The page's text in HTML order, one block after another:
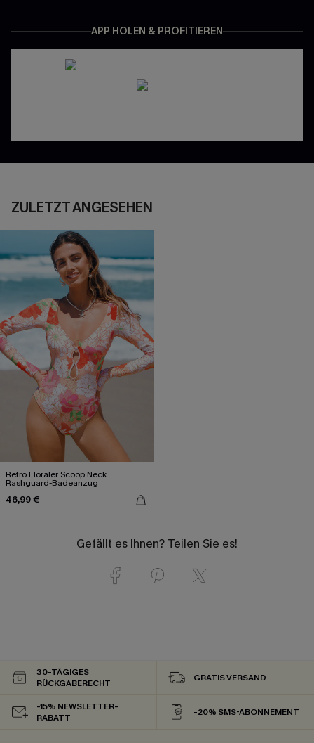
APP HOLEN & PROFITIEREN
ZULETZT ANGESEHEN
Retro Floraler Scoop Neck
Rashguard-Badeanzug
46,99 €
Gefällt es Ihnen? Teilen Sie es!
30-TÄGIGES
RÜCKGABERECHT
GRATIS VERSAND
-15% NEWSLETTER-
RABATT
-20% SMS-ABONNEMENT